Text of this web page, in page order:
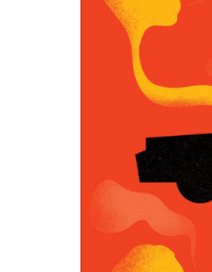
KURS NA
Kiedy
szczęśliwy.
37.00